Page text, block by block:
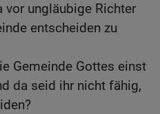
vor ungläubige Richter
entscheiden zu
Gemeinde Gottes einst
da seid ihr nicht fähig,